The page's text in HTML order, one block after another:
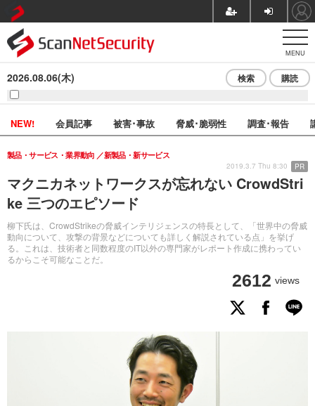
MENU
2026.08.06(木) 検索 購読
NEW! 会員記事 被害･事故 脅威･脆弱性 調査･報告
マクニカネットワークスが忘れない CrowdStri
ke 三つのエピソード
柳下氏は、CrowdStrikeの脅威インテリジェンスの特長として、「世界中の脅威
動向について、攻撃の背景などについても詳しく解説されている点」を挙げ
る。これは、技術者と同数程度のIT以外の専門家がレポート作成に携わってい
るからこそ可能なことだ。
製品・サービス・業界動向 新製品・新サービス
2612 views
2019.3.7 Thu 8:30 PR